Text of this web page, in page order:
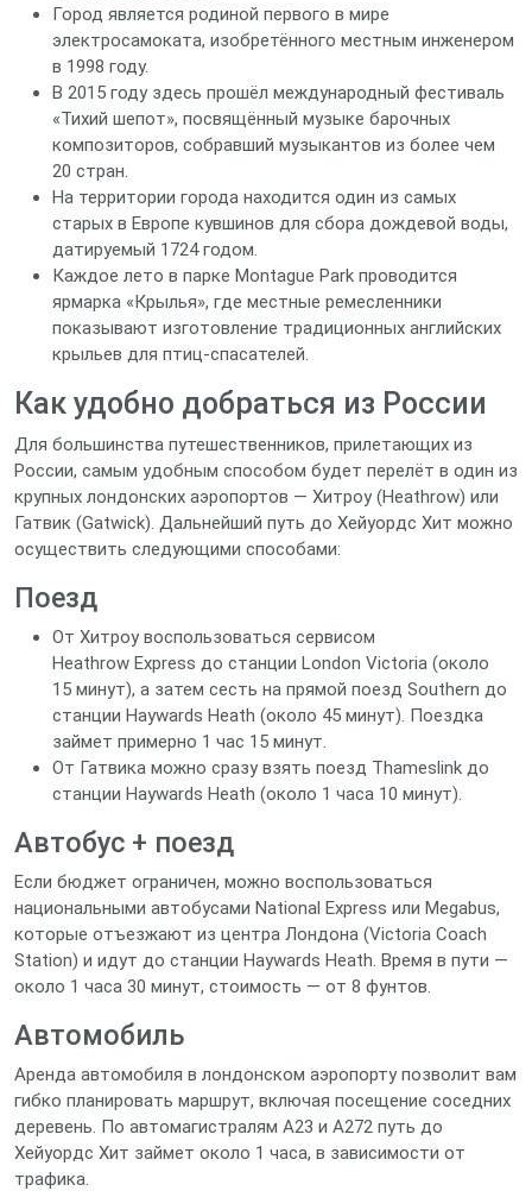
Город является родиной первого в мире
электросамоката, изобретённого местным инженером
в 1998 году.
В 2015 году здесь прошёл международный фестиваль
«Тихий шепот», посвящённый музыке барочных
композиторов, собравший музыкантов из более чем
20 стран.
На территории города находится один из самых
старых в Европе кувшинов для сбора дождевой воды,
датируемый 1724 годом.
Каждое лето в парке Montague Park проводится
ярмарка «Крылья», где местные ремесленники
показывают изготовление традиционных английских
крыльев для птиц‑спасателей.
Как удобно добраться из России
Для большинства путешественников, прилетающих из
России, самым удобным способом будет перелёт в один из
крупных лондонских аэропортов — Хитроу (Heathrow) или
Гатвик (Gatwick). Дальнейший путь до Хейуордс Хит можно
осуществить следующими способами:
Поезд
От Хитроу воспользоваться сервисом
Heathrow Express до станции London Victoria (около
15 минут), а затем сесть на прямой поезд Southern до
станции Haywards Heath (около 45 минут). Поездка
займет примерно 1 час 15 минут.
От Гатвика можно сразу взять поезд Thameslink до
станции Haywards Heath (около 1 часа 10 минут).
Автобус + поезд
Если бюджет ограничен, можно воспользоваться
национальными автобусами National Express или Megabus,
которые отъезжают из центра Лондона (Victoria Coach
Station) и идут до станции Haywards Heath. Время в пути —
около 1 часа 30 минут, стоимость — от 8 фунтов.
Автомобиль
Аренда автомобиля в лондонском аэропорту позволит вам
гибко планировать маршрут, включая посещение соседних
деревень. По автомагистралям A23 и A272 путь до
Хейуордс Хит займет около 1 часа, в зависимости от
трафика.